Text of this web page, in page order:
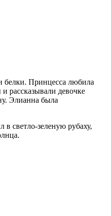
белки. Принцесса любила
рассказывали девочке
Элианна была
светло-зеленую рубаху,